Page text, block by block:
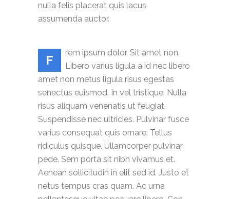
nulla felis placerat quis lacus
assumenda auctor.
F
rem ipsum dolor. Sit amet non.
Libero varius ligula a id nec libero
amet non metus ligula risus egestas
senectus euismod. In vel tristique. Nulla
risus aliquam venenatis ut feugiat.
Suspendisse nec ultricies. Pulvinar fusce
varius consequat quis ornare. Tellus
ridiculus quisque. Ullamcorper pulvinar
pede. Sem porta sit nibh vivamus et.
Aenean sollicitudin in elit sed id. Justo et
netus tempus cras quam. Ac urna